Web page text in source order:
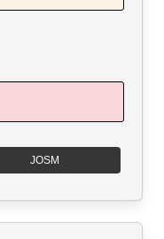
JOSM